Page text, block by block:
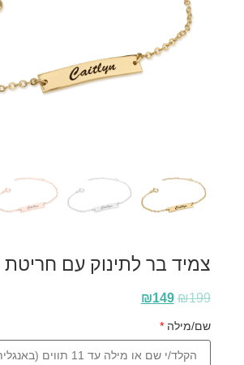
צמיד בר לתינוק עם
₪199
₪149
שם/מילה*